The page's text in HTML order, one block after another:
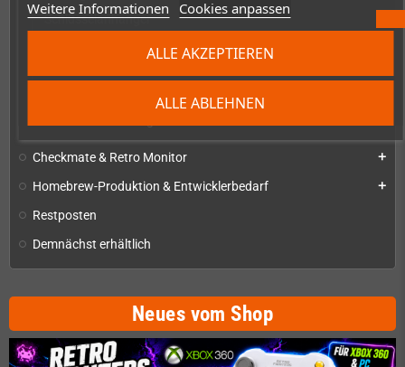
Weitere Informationen Cookies anpassen
ALLE ABLEHNEN
ALLE AKZEPTIEREN
Schlüsselanhänger
Checkmate & Retro Monitor add
Homebrew-Produktion & Entwicklerbedarf add
Restposten
Demnächst erhältlich
Neues vom Shop